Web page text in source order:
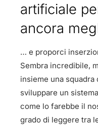
artificiale
ancora
… e proporci
Sembra incredibile,
insieme una
sviluppare un
come lo farebbe il
grado di leggere tra